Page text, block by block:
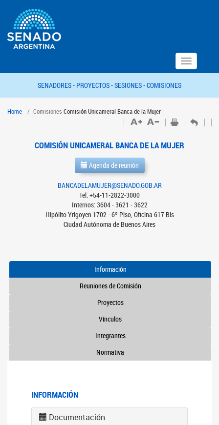
Toggle
navigation
SENADORES - PROYECTOS -SESIONES -COMISIONES
Home Comisiones Comisión Unicameral Banca de la Mujer
COMISIÓN UNICAMERAL BANCA DE LA MUJER
Agenda de reunión
BANCADELAMUJER@SENADO.GOB.AR
Tel: +54-11-2822-3000
Internos: 3604 - 3621 - 3622
Hipólito Yrigoyen 1702 - 6º Piso, Oficina 617 Bis
Ciudad Autónoma de Buenos Aires
Información
Reuniones de Comisión
Proyectos
Vínculos
Integrantes
Normativa
INFORMACIÓN
Documentación